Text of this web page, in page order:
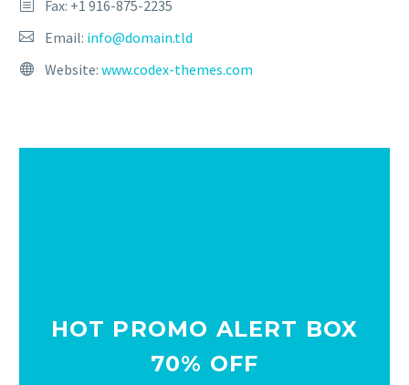
Fax: +1 916-875-2235
Email: info@domain.tld
Website: www.codex-themes.com
HOT PROMO ALERT BOX
70% OFF